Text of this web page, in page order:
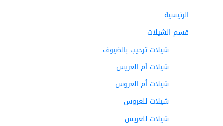
الرئيسية
قسم الشيلات
شيلات ترحيب بالضيوف
شيلات أم العريس
شيلات أم العروس
شيلات للعروس
شيلات للعريس